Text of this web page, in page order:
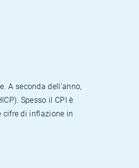
A seconda dell'anno,
Spesso il CPI è
cifre di inflazione in